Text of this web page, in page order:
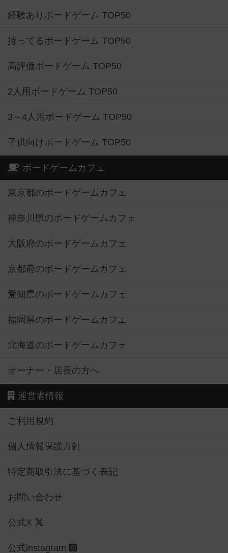
経験ありボードゲーム TOP50
持ってるボードゲーム TOP50
高評価ボードゲーム TOP50
2人用ボードゲーム TOP50
3～4人用ボードゲーム TOP50
子供向けボードゲーム TOP50
ボードゲームカフェ
東京都のボードゲームカフェ
神奈川県のボードゲームカフェ
大阪府のボードゲームカフェ
京都府のボードゲームカフェ
愛知県のボードゲームカフェ
福岡県のボードゲームカフェ
北海道のボードゲームカフェ
オーナー・店長の方へ
運営者情報
ご利用規約
個人情報保護方針
特定商取引法に基づく表記
お問い合わせ
公式X
公式instagram